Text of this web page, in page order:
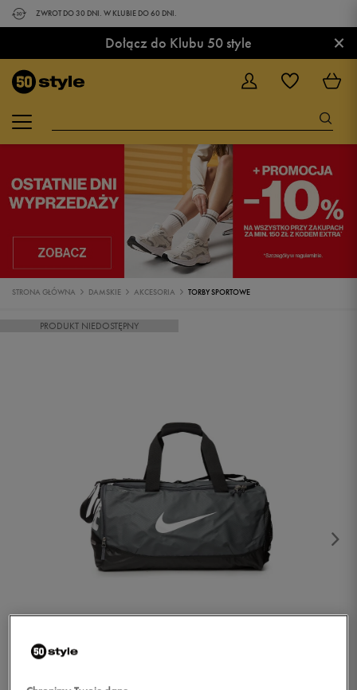
ZWROT DO 30 DNI. W KLUBIE DO 60 DNI.
Dołącz do Klubu 50 style ×
STRONA GŁÓWNA DAMSKIE AKCESORIA TORBY SPORTOWE
PRODUKT NIEDOSTĘPNY